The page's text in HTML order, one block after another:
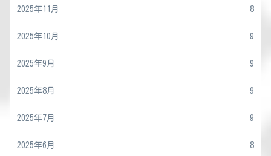
2025年11月 8
2025年10月 9
2025年9月 9
2025年8月 9
2025年7月 9
2025年6月 8